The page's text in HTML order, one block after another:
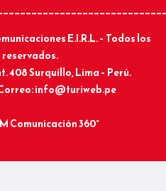
E.I.R.L. – Todos los
408 Surquillo, Lima – Perú.
Correo: info@turiweb.pe
Comunicación 360°